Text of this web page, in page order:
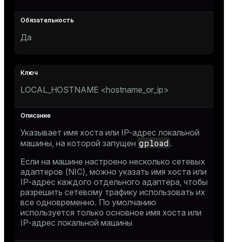
Да
LOCAL_HOSTNAME <hostname_or_ip>
Указывает имя хоста или IP-адрес локальной
машины, на которой запущен gpload .
Если на машине настроено несколько сетевых
адаптеров (NIC), можно указать имя хоста или
IP-адрес каждого отдельного адаптера, чтобы
разрешить сетевому трафику использовать их
все одновременно. По умолчанию
используется только основное имя хоста или
IP-адрес локальной машины